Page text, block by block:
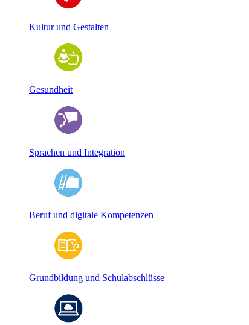
Kultur und Gestalten
Gesundheit
Sprachen und Integration
Beruf und digitale Kompetenzen
Grundbildung und Schulabschlüsse